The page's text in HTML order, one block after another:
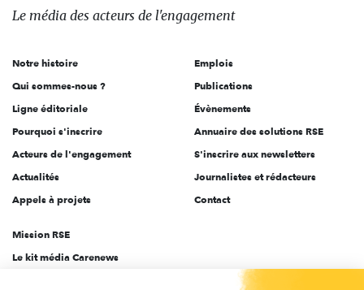
des
l'engagement
Le média des acteurs de l'engagement
Notre histoire
Qui sommes-nous ?
Ligne éditoriale
Pourquoi s'inscrire
Acteurs de l'engagement
Actualités
Appels à projets
Emplois
Publications
Évènements
Annuaire des solutions RSE
S'inscrire aux newsletters
Journalistes et rédacteurs
Contact
Mission RSE
Le kit média Carenews